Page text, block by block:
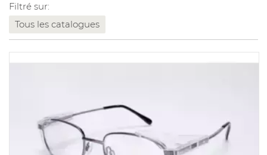
Filtré sur:
Tous les catalogues